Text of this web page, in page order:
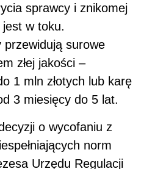
sprawcy i znikomej
w toku.
przewidują surowe
złej jakości –
1 mln złotych lub karę
3 miesięcy do 5 lat.
o wycofaniu z
norm
Urzędu Regulacji